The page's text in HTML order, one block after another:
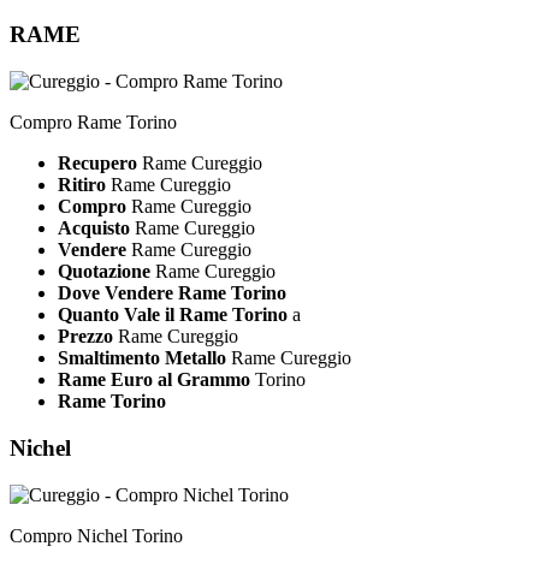
RAME
Compro Rame Torino
Recupero Rame Cureggio
Ritiro Rame Cureggio
Compro Rame Cureggio
Acquisto Rame Cureggio
Vendere Rame Cureggio
Quotazione Rame Cureggio
Dove Vendere Rame Torino
Quanto Vale il Rame Torino a
Prezzo Rame Cureggio
Smaltimento Metallo Rame Cureggio
Rame Euro al Grammo Torino
Rame Torino
Nichel
Compro Nichel Torino